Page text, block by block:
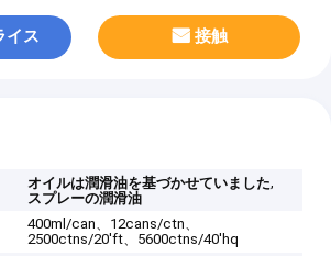
イス 接触
オイルは潤滑油を基づかせていました,
スプレーの潤滑油
400ml/can、12cans/ctn、
2500ctns/20'ft、5600ctns/40'hq